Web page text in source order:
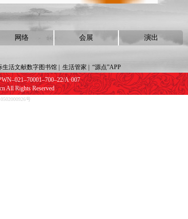
网络 会展 演出
生活文献数字图书馆| 生活管家
“源点”APP
A·007
All Rights Reserved
号